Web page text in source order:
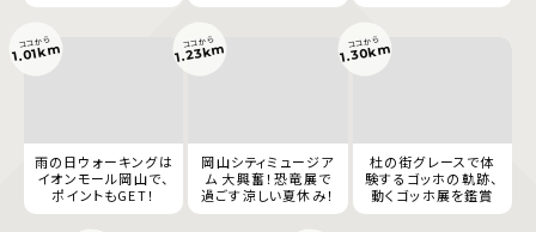
雨の日ウォーキングは
イオンモール岡山で、
ポイントもGET！
ココから
1.01km
岡山シティミュージア
ム 大興奮！恐竜展で
過ごす涼しい夏休み！
ココから
1.23km
杜の街グレースで体
験するゴッホの軌跡、
動くゴッホ展を鑑賞
ココから
1.30km